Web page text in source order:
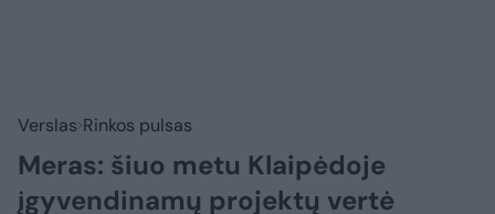
Verslas Rinkos pulsas
Meras: šiuo metu Klaipėdoje
įgyvendinamų projektų vertė